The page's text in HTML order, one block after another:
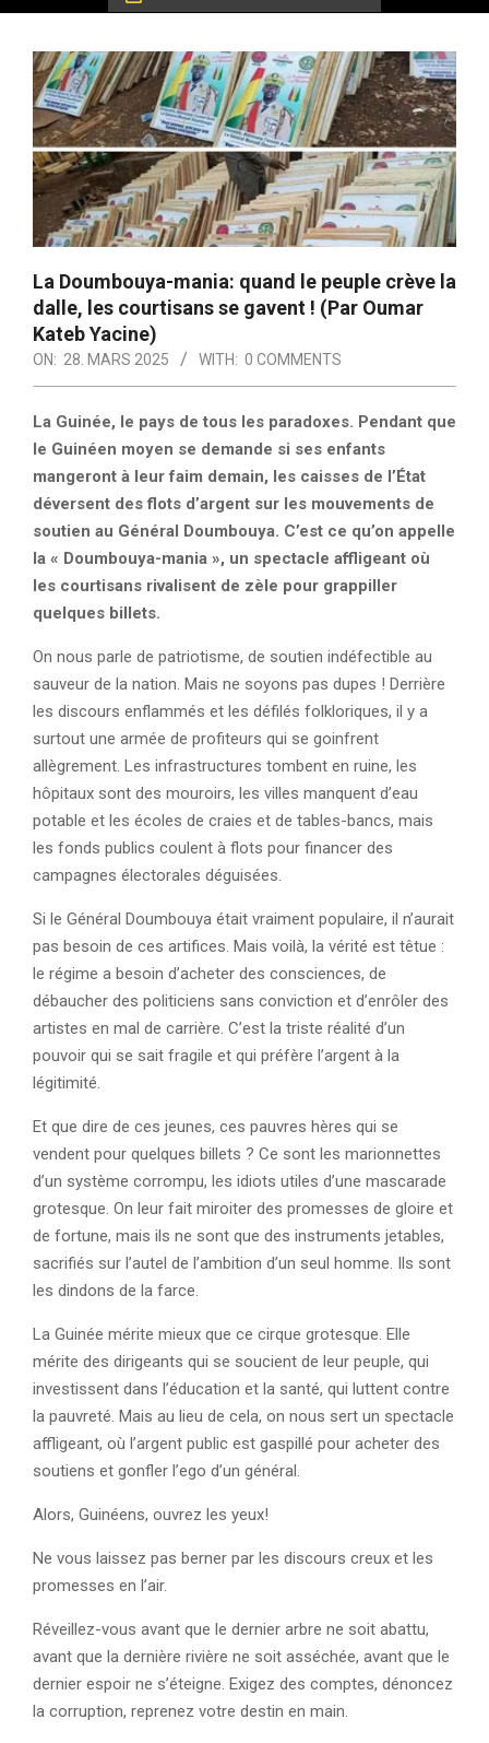
La Doumbouya-mania: quand le peuple crève la
dalle, les courtisans se gavent ! (Par Oumar
Kateb Yacine)
ON: 28. MARS 2025 WITH: 0 COMMENTS
La Guinée, le pays de tous les paradoxes. Pendant que
le Guinéen moyen se demande si ses enfants
mangeront à leur faim demain, les caisses de l’État
déversent des flots d’argent sur les mouvements de
soutien au Général Doumbouya. C’est ce qu’on appelle
la « Doumbouya-mania », un spectacle affligeant où
les courtisans rivalisent de zèle pour grappiller
quelques billets.
On nous parle de patriotisme, de soutien indéfectible au
sauveur de la nation. Mais ne soyons pas dupes ! Derrière
les discours enflammés et les défilés folkloriques, il y a
surtout une armée de profiteurs qui se goinfrent
allègrement. Les infrastructures tombent en ruine, les
hôpitaux sont des mouroirs, les villes manquent d’eau
potable et les écoles de craies et de tables-bancs, mais
les fonds publics coulent à flots pour financer des
campagnes électorales déguisées.
Si le Général Doumbouya était vraiment populaire, il n’aurait
pas besoin de ces artifices. Mais voilà, la vérité est têtue :
le régime a besoin d’acheter des consciences, de
débaucher des politiciens sans conviction et d’enrôler des
artistes en mal de carrière. C’est la triste réalité d’un
pouvoir qui se sait fragile et qui préfère l’argent à la
légitimité.
Et que dire de ces jeunes, ces pauvres hères qui se
vendent pour quelques billets ? Ce sont les marionnettes
d’un système corrompu, les idiots utiles d’une mascarade
grotesque. On leur fait miroiter des promesses de gloire et
de fortune, mais ils ne sont que des instruments jetables,
sacrifiés sur l’autel de l’ambition d’un seul homme. Ils sont
les dindons de la farce.
La Guinée mérite mieux que ce cirque grotesque. Elle
mérite des dirigeants qui se soucient de leur peuple, qui
investissent dans l’éducation et la santé, qui luttent contre
la pauvreté. Mais au lieu de cela, on nous sert un spectacle
affligeant, où l’argent public est gaspillé pour acheter des
soutiens et gonfler l’ego d’un général.
Alors, Guinéens, ouvrez les yeux!
Ne vous laissez pas berner par les discours creux et les
promesses en l’air.
Réveillez-vous avant que le dernier arbre ne soit abattu,
avant que la dernière rivière ne soit asséchée, avant que le
dernier espoir ne s’éteigne. Exigez des comptes, dénoncez
la corruption, reprenez votre destin en main.